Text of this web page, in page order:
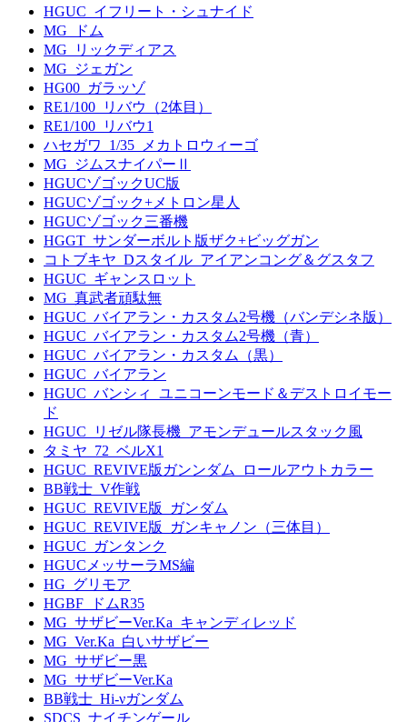
HGUC_イフリート・シュナイド
MG_ドム
MG_リックディアス
MG_ジェガン
HG00_ガラッゾ
RE1/100_リバウ（2体目）
RE1/100_リバウ1
ハセガワ_1/35_メカトロウィーゴ
MG_ジムスナイパーⅡ
HGUCゾゴックUC版
HGUCゾゴック+メトロン星人
HGUCゾゴック三番機
HGGT_サンダーボルト版ザク+ビッグガン
コトブキヤ_Dスタイル_アイアンコング＆グスタフ
HGUC_ギャンスロット
MG_真武者頑駄無
HGUC_バイアラン・カスタム2号機（バンデシネ版）
HGUC_バイアラン・カスタム2号機（青）
HGUC_バイアラン・カスタム（黒）
HGUC_バイアラン
HGUC_バンシィ_ユニコーンモード＆デストロイモー
ド
HGUC_リゼル隊長機_アモンデュールスタック風
タミヤ_72_ベルX1
HGUC_REVIVE版ガンンダム_ロールアウトカラー
BB戦士_V作戦
HGUC_REVIVE版_ガンダム
HGUC_REVIVE版_ガンキャノン（三体目）
HGUC_ガンタンク
HGUCメッサーラMS編
HG_グリモア
HGBF_ドムR35
MG_サザビーVer.Ka_キャンディレッド
MG_Ver.Ka_白いサザビー
MG_サザビー黒
MG_サザビーVer.Ka
BB戦士_Hi-νガンダム
SDCS_ナイチンゲール